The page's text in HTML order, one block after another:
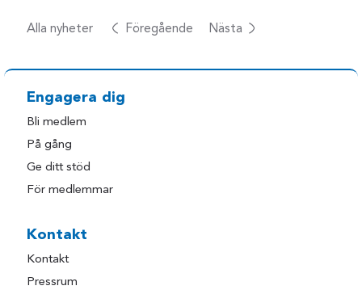
Alla nyheter Föregående Nästa
Engagera dig
Bli medlem
På gång
Ge ditt stöd
För medlemmar
Kontakt
Kontakt
Pressrum